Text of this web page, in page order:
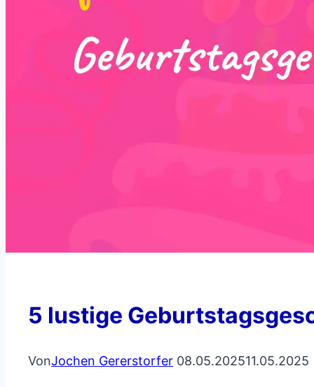
5 lustige
VonJochen Gererstorfer 08.05.202511.05.2025